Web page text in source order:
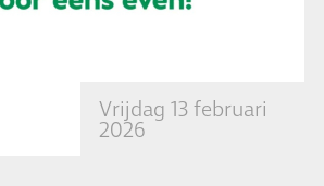
Vrijdag 13 februari
2026